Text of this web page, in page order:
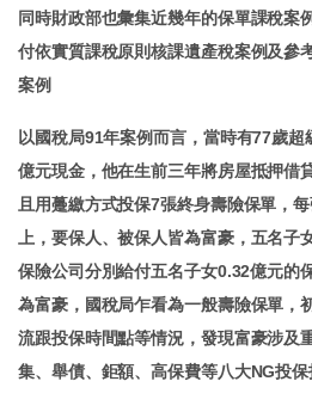
同時財政部也彙集近幾年的保單課稅案
付依實質課稅原則核課遺產稅案例及參
案例
以國稅局91年案例而言，當時有77歲
億元現金，他在生前三年將房屋抵押借
且用躉繳方式投保7張終身壽險保單，
上，要保人、被保人皆為富豪，五名子
保險公司分別給付五名子女0.32億元的
為富豪，國稅局乍看為一般壽險保單，
流跟投保時間點等情況，發現富豪涉及
集、舉債、鉅額、高保費等八大NG投保